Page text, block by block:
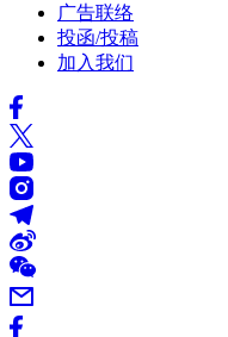
广告联络
投函/投稿
加入我们